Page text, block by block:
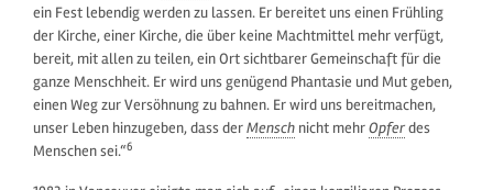
ein Fest lebendig werden zu lassen. Er bereitet uns einen Frühling
der Kirche, einer Kirche, die über keine Machtmittel mehr verfügt,
bereit, mit allen zu teilen, ein Ort sichtbarer Gemeinschaft für die
ganze Menschheit. Er wird uns genügend Phantasie und Mut geben,
einen Weg zur Versöhnung zu bahnen. Er wird uns bereitmachen,
unser Leben hinzugeben, dass derMensch nicht mehrOpferdes
Menschen sei.“6